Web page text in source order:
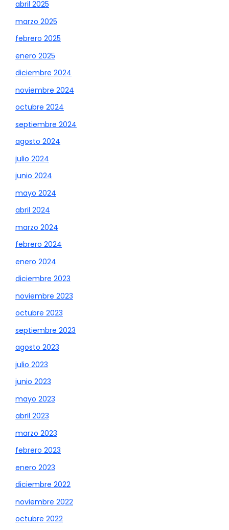
abril 2025
marzo 2025
febrero 2025
enero 2025
diciembre 2024
noviembre 2024
octubre 2024
septiembre 2024
agosto 2024
julio 2024
junio 2024
mayo 2024
abril 2024
marzo 2024
febrero 2024
enero 2024
diciembre 2023
noviembre 2023
octubre 2023
septiembre 2023
agosto 2023
julio 2023
junio 2023
mayo 2023
abril 2023
marzo 2023
febrero 2023
enero 2023
diciembre 2022
noviembre 2022
octubre 2022